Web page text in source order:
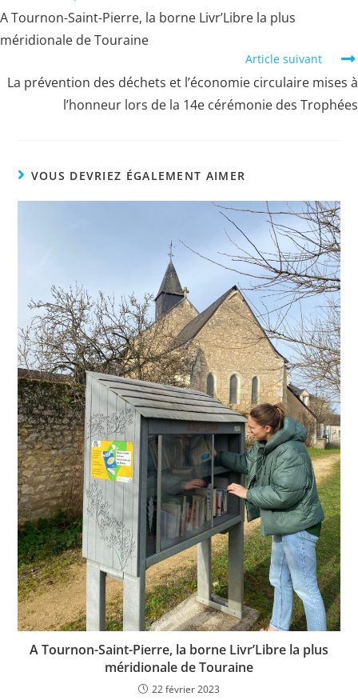
articles
A Tournon-Saint-Pierre, la borne Livr’Libre la plus
méridionale de Touraine
Article suivant
La prévention des déchets et l’économie circulaire mises à
l’honneur lors de la 14e cérémonie des Trophées
VOUS DEVRIEZ ÉGALEMENT AIMER
A Tournon-Saint-Pierre, la borne Livr’Libre la plus
méridionale de Touraine
22 février 2023